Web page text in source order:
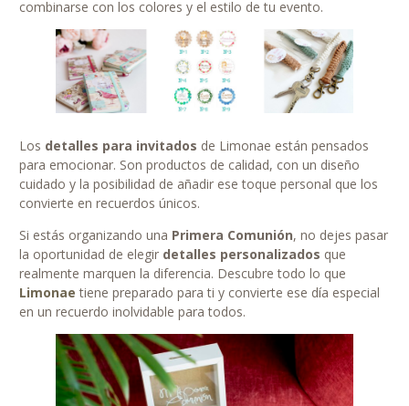
combinarse con los colores y el estilo de tu evento.
Los detalles para invitados de Limonae están pensados
para emocionar. Son productos de calidad, con un diseño
cuidado y la posibilidad de añadir ese toque personal que los
convierte en recuerdos únicos.
Si estás organizando una Primera Comunión, no dejes pasar
la oportunidad de elegir detalles personalizados que
realmente marquen la diferencia. Descubre todo lo que
Limonae tiene preparado para ti y convierte ese día especial
en un recuerdo inolvidable para todos.